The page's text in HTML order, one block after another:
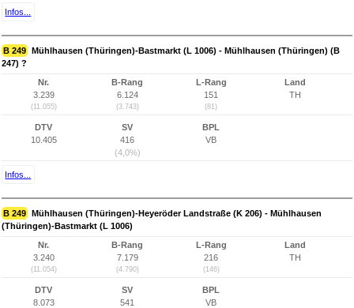
Infos...
B 249 Mühlhausen (Thüringen)-Bastmarkt (L 1006) - Mühlhausen (Thüringen) (B
247) ?
Nr.
3.239
(11.055)
B-Rang
6.124
(3.743)
L-Rang
151
(81)
Land
TH
DTV
10.405
SV
416
(4,0%)
BPL
VB
Infos...
B 249 Mühlhausen (Thüringen)-Heyeröder Landstraße (K 206) - Mühlhausen
(Thüringen)-Bastmarkt (L 1006)
Nr.
3.240
(11.054)
B-Rang
7.179
(4.790)
L-Rang
216
(146)
Land
TH
DTV
8.073
SV
541
BPL
VB